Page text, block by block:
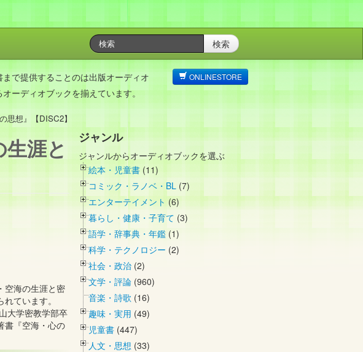
検索
で提供することのは出版オーディオ
ーディオブックを揃えています。
ONLINESTORE
思想』【DISC2】
涯と
空海の生涯と密
ています。
学密教学部卒
書『空海・心の
ジャンル
ジャンルからオーディオブックを選ぶ
絵本・児童書 (11)
コミック・ラノベ・BL (7)
エンターテイメント (6)
暮らし・健康・子育て (3)
語学・辞事典・年鑑 (1)
科学・テクノロジー (2)
社会・政治 (2)
文学・評論 (960)
音楽・詩歌 (16)
趣味・実用 (49)
児童書 (447)
人文・思想 (33)